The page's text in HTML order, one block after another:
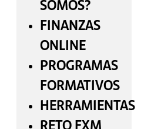
SOMOS?
FINANZAS
ONLINE
PROGRAMAS
FORMATIVOS
HERRAMIENTAS
RETO FXM